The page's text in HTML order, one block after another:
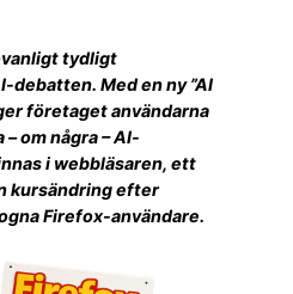
tydligt
debatten. Med en ny ”AI
företaget användarna
om några – AI-
i webbläsaren, ett
kursändring efter
Firefox-användare.